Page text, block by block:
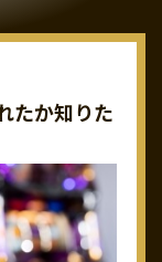
たか知りた